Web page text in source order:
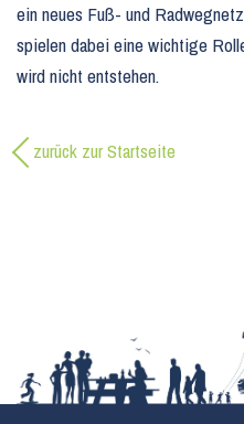
ein neues Fuß- und
spielen dabei eine wichtige
wird nicht entstehen.
zurück zur Startseite